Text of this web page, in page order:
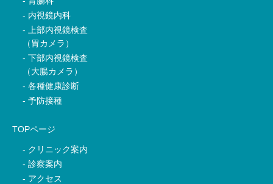
TOPページ
クリニック案内
診察案内
アクセス
内視鏡内科
上部内視鏡検査
（胃カメラ）
下部内視鏡検査
（大腸カメラ）
各種健康診断
予防接種